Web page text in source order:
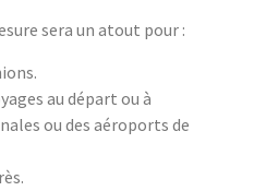
sera un atout pour :
au départ ou à
ou des aéroports de